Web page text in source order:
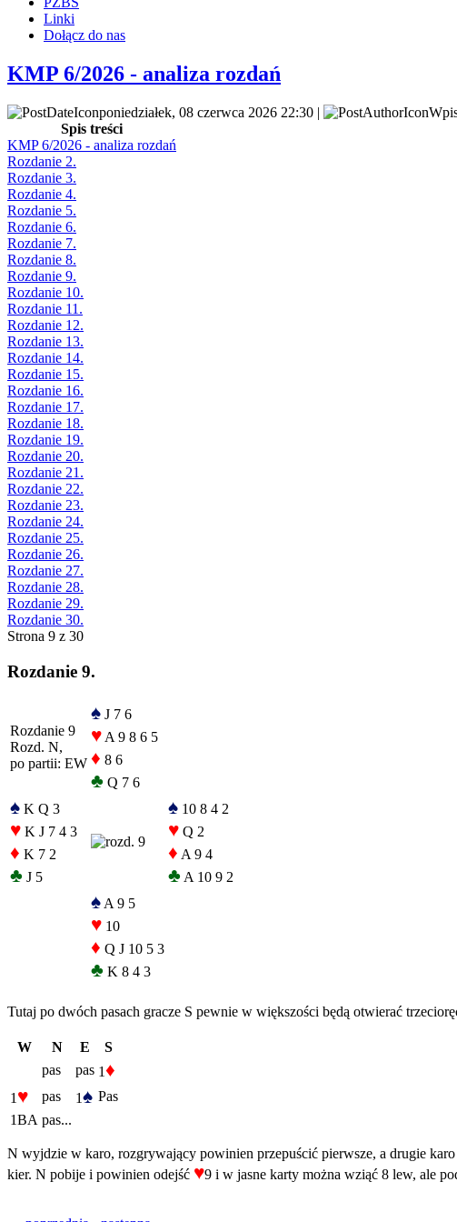
Linki
Dołącz do nas
KMP 6/2026 - analiza rozdań
poniedziałek, 08 czerwca 2026 22:30 |
Spis treści
KMP 6/2026 - analiza rozdań
Rozdanie 2.
Rozdanie 3.
Rozdanie 4.
Rozdanie 5.
Rozdanie 6.
Rozdanie 7.
Rozdanie 8.
Rozdanie 9.
Rozdanie 10.
Rozdanie 11.
Rozdanie 12.
Rozdanie 13.
Rozdanie 14.
Rozdanie 15.
Rozdanie 16.
Rozdanie 17.
Rozdanie 18.
Rozdanie 19.
Rozdanie 20.
Rozdanie 21.
Rozdanie 22.
Rozdanie 23.
Rozdanie 24.
Rozdanie 25.
Rozdanie 26.
Rozdanie 27.
Rozdanie 28.
Rozdanie 29.
Rozdanie 30.
Strona 9 z 30
Rozdanie 9.
Rozdanie 9
Rozd. N,
po partii: EW
♠ J 7 6
♥ A 9 8 6 5
♦ 8 6
♣ Q 7 6
♠ K Q 3
♥ K J 7 4 3
♦ K 7 2
♣ J 5
♠ 10 8 4 2
♥ Q 2
♦ A 9 4
♣ A 10 9 2
♠ A 9 5
♥ 10
♦ Q J 10 5 3
♣ K 8 4 3
Tutaj po dwóch pasach gracze S pewnie w większości będą otwierać
W N E
S
pas
pas 1♦
1 ♥ pas 1♠ Pas
1BA pas...
N wyjdzie w karo, rozgrywający powinien przepuścić pierwsze, a drugie
kier. N pobije i powinien odejść ♥9 i w jasne karty można wziąć 8 lew, ale